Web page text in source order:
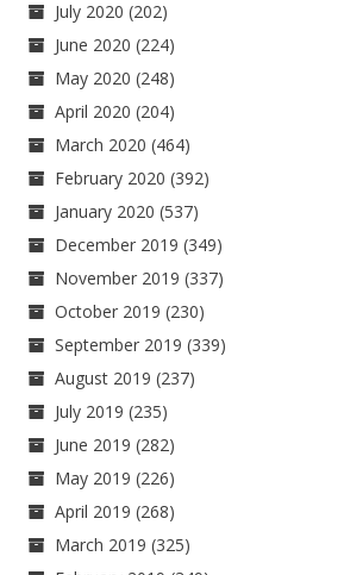
July 2020 (202)
June 2020 (224)
May 2020 (248)
April 2020 (204)
March 2020 (464)
February 2020 (392)
January 2020 (537)
December 2019 (349)
November 2019 (337)
October 2019 (230)
September 2019 (339)
August 2019 (237)
July 2019 (235)
June 2019 (282)
May 2019 (226)
April 2019 (268)
March 2019 (325)